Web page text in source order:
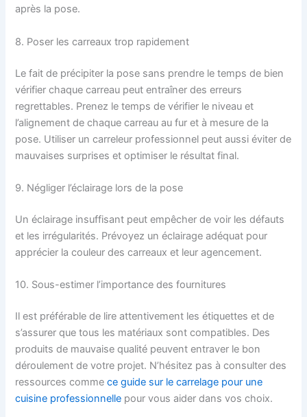
après la pose.
8. Poser les carreaux trop rapidement
Le fait de précipiter la pose sans prendre le temps de bien
vérifier chaque carreau peut entraîner des erreurs
regrettables. Prenez le temps de vérifier le niveau et
l’alignement de chaque carreau au fur et à mesure de la
pose. Utiliser un carreleur professionnel peut aussi éviter de
mauvaises surprises et optimiser le résultat final.
9. Négliger l’éclairage lors de la pose
Un éclairage insuffisant peut empêcher de voir les défauts
et les irrégularités. Prévoyez un éclairage adéquat pour
apprécier la couleur des carreaux et leur agencement.
10. Sous-estimer l’importance des fournitures
Il est préférable de lire attentivement les étiquettes et de
s’assurer que tous les matériaux sont compatibles. Des
produits de mauvaise qualité peuvent entraver le bon
déroulement de votre projet. N’hésitez pas à consulter des
ressources commece guide sur le carrelage pour une
cuisine professionnelle pour vous aider dans vos choix.